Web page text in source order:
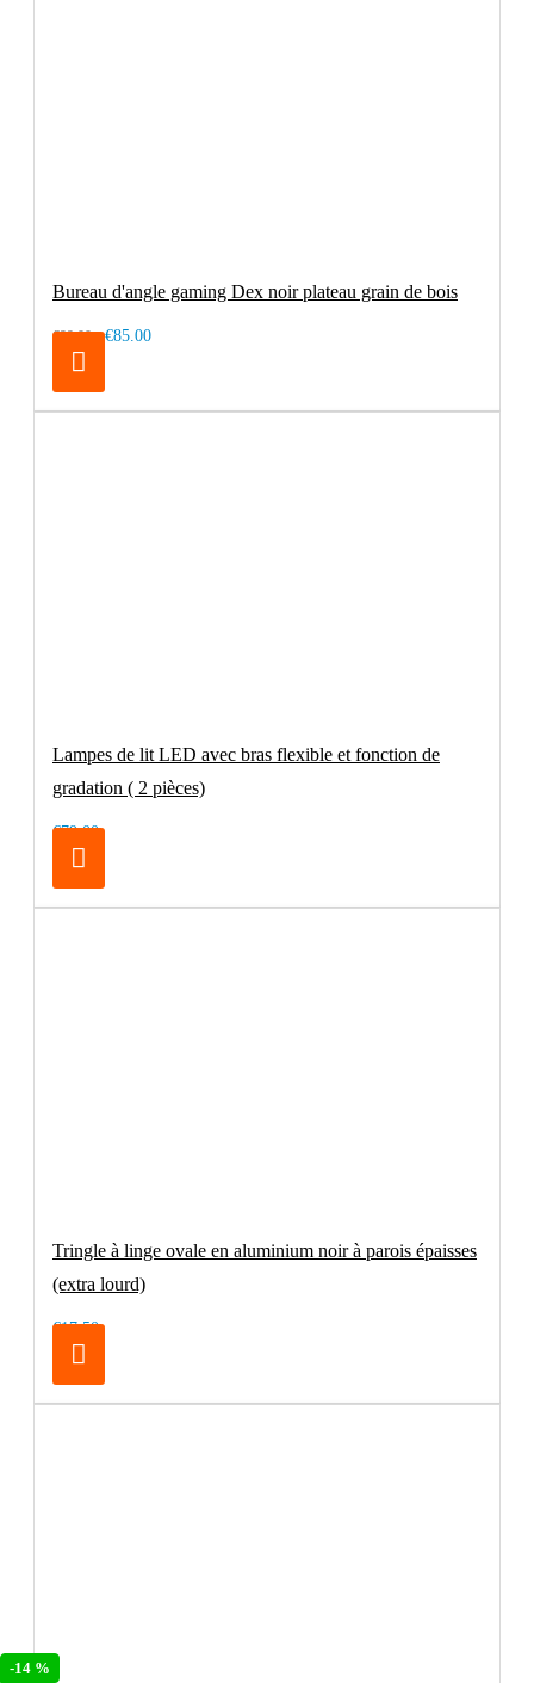
-14 %
Bureau d'angle gaming Dex noir plateau grain de bois
€99.00 €85.00
Lampes de lit LED avec bras flexible et fonction de
gradation ( 2 pièces)
€79.00
Tringle à linge ovale en aluminium noir à parois épaisses
(extra lourd)
€17.50